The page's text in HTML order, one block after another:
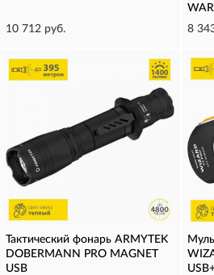
10 712 руб.
8
Тактический фонарь ARMYTEK
DOBERMANN PRO MAGNET
USB